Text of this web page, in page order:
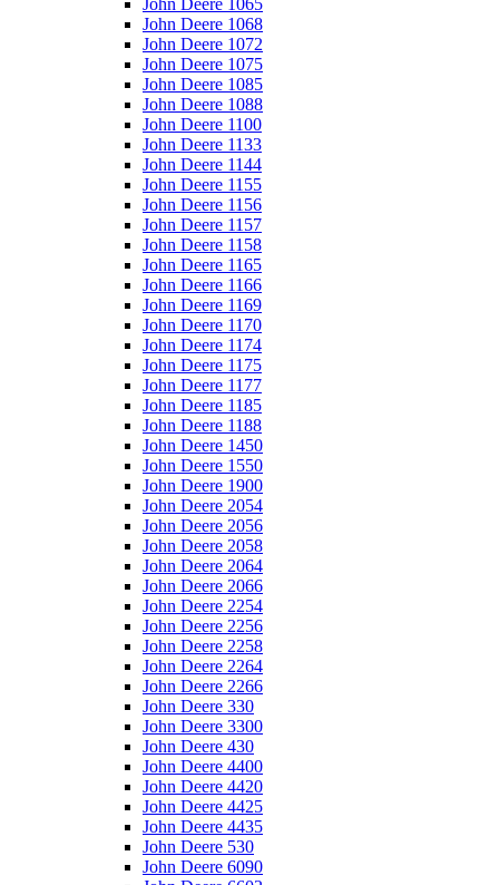
John Deere 1065
John Deere 1068
John Deere 1072
John Deere 1075
John Deere 1085
John Deere 1088
John Deere 1100
John Deere 1133
John Deere 1144
John Deere 1155
John Deere 1156
John Deere 1157
John Deere 1158
John Deere 1165
John Deere 1166
John Deere 1169
John Deere 1170
John Deere 1174
John Deere 1175
John Deere 1177
John Deere 1185
John Deere 1188
John Deere 1450
John Deere 1550
John Deere 1900
John Deere 2054
John Deere 2056
John Deere 2058
John Deere 2064
John Deere 2066
John Deere 2254
John Deere 2256
John Deere 2258
John Deere 2264
John Deere 2266
John Deere 330
John Deere 3300
John Deere 430
John Deere 4400
John Deere 4420
John Deere 4425
John Deere 4435
John Deere 530
John Deere 6090